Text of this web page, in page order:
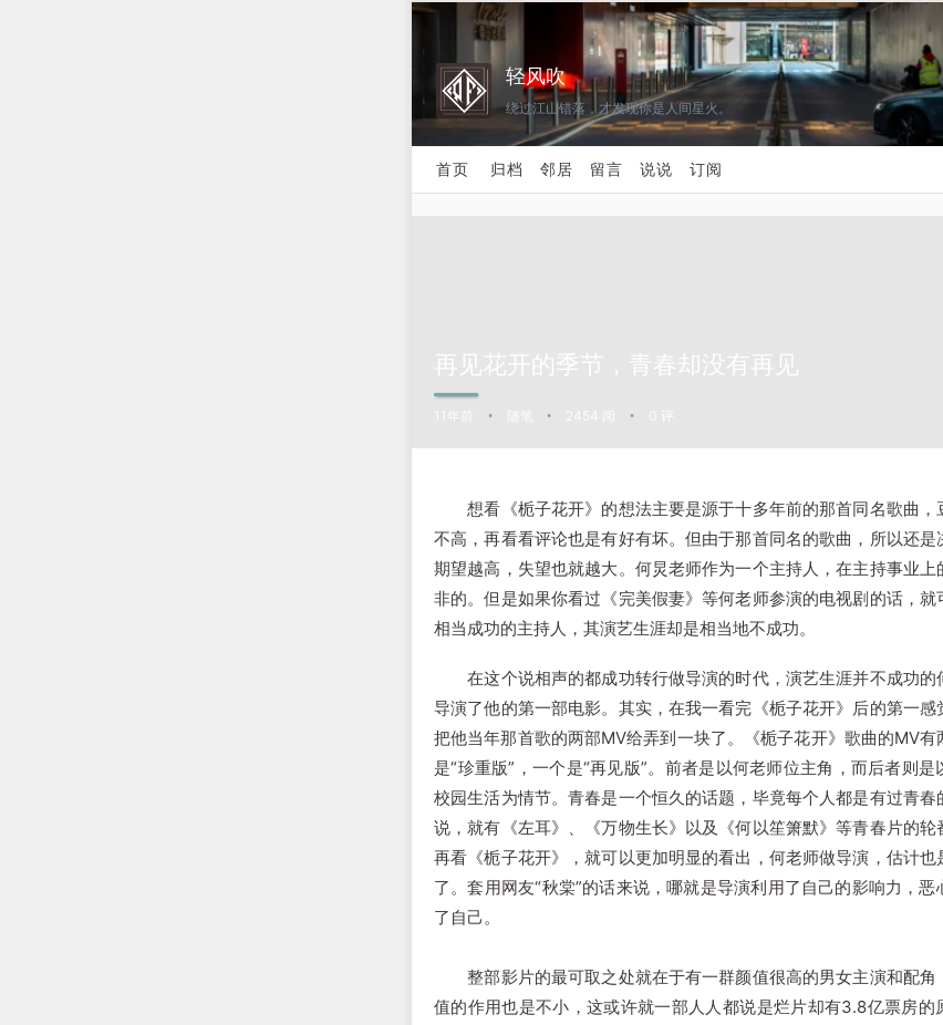
轻风吹
绕过江山错落，才发现你是人间星火。
首页 归档 邻居 留言 说说 订阅
再见花开的季节，青春却没有再见
11年前 • 随笔 • 2454 阅 • 0 评
想看《栀子花开》的想法主要是源于十多年前的那首同名歌曲，
不高，再看看评论也是有好有坏。但由于那首同名的歌曲，所以还是
期望越高，失望也就越大。何炅老师作为一个主持人，在主持事业上
非的。但是如果你看过《完美假妻》等何老师参演的电视剧的话，就
相当成功的主持人，其演艺生涯却是相当地不成功。
在这个说相声的都成功转行做导演的时代，演艺生涯并不成功的
导演了他的第一部电影。其实，在我一看完《栀子花开》后的第一感
把他当年那首歌的两部MV给弄到一块了。《栀子花开》歌曲的MV有
是“珍重版”，一个是“再见版”。前者是以何老师位主角，而后者则是
校园生活为情节。青春是一个恒久的话题，毕竟每个人都是有过青春
说，就有《左耳》、《万物生长》以及《何以笙箫默》等青春片的轮
再看《栀子花开》，就可以更加明显的看出，何老师做导演，估计也
了。套用网友“秋棠”的话来说，哪就是导演利用了自己的影响力，恶
了自己。
整部影片的最可取之处就在于有一群颜值很高的男女主演和配角
值的作用也是不小，这或许就一部人人都说是烂片却有3.8亿票房的